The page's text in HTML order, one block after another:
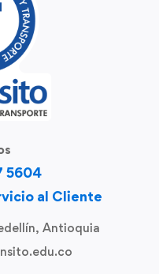
5604
al Cliente
Antioquia